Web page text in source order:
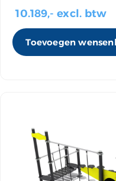
10.189,- excl. btw
Toevoegen